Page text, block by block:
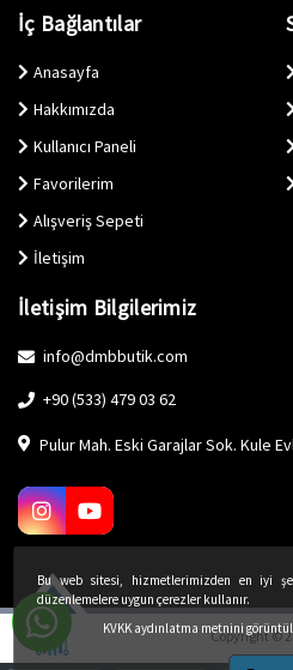
İç Bağlantılar
Anasayfa
Hakkımızda
Kullanıcı Paneli
Favorilerim
Alışveriş Sepeti
İletişim
İletişim Bilgilerimiz
info@dmbbutik.com
+90 (533) 479 03 62
Pulur Mah. Eski Garajlar Sok. Kule
Copyright ©
Bu web sitesi, hizmetlerimizden en iyi
düzenlemelere uygun çerezler kullanır.
KVKK aydınlatma metnini